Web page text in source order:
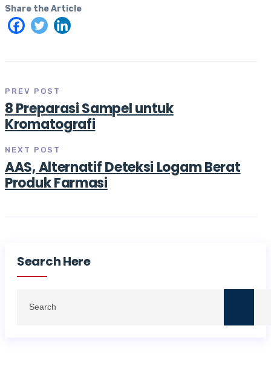
Share the Article
PREV POST
8 Preparasi Sampel untuk
Kromatografi
NEXT POST
AAS, Alternatif Deteksi Logam Berat
Produk Farmasi
Search Here